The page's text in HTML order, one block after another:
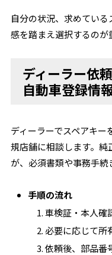
自分の状況、求めてい
感を踏まえ選択するのが
ディーラー依
自動車登録情
ディーラーでスペアキ
規店舗に相談します。
が、必須書類や事務手続
手順の流れ
車検証・本人確
必要に応じて所
依頼後、部品番